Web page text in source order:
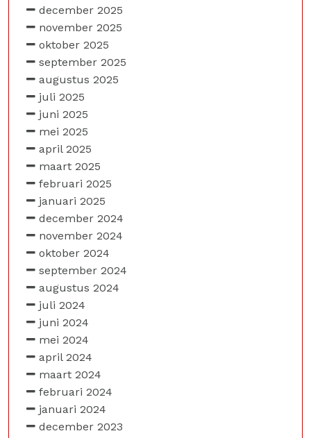
december 2025
november 2025
oktober 2025
september 2025
augustus 2025
juli 2025
juni 2025
mei 2025
april 2025
maart 2025
februari 2025
januari 2025
december 2024
november 2024
oktober 2024
september 2024
augustus 2024
juli 2024
juni 2024
mei 2024
april 2024
maart 2024
februari 2024
januari 2024
december 2023